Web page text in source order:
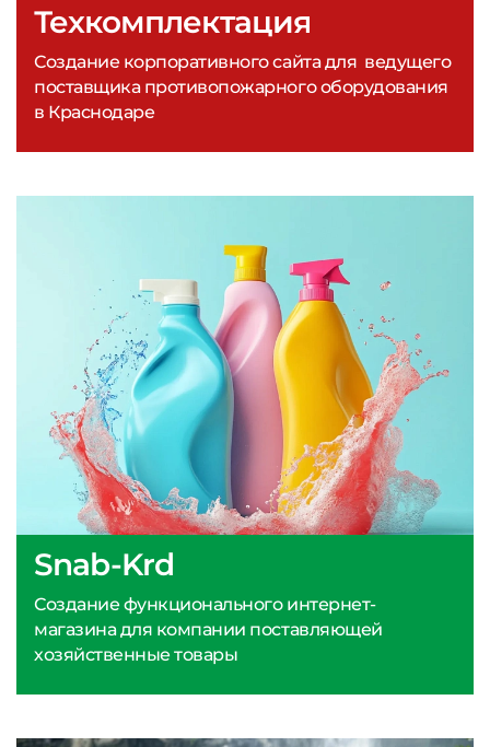
Snab-Krd
Создание функционального интернет-
магазина для компании поставляющей
хозяйственные товары
Техкомплектация
Создание корпоративного сайта для ведущего
поставщика противопожарного оборудования
в Краснодаре